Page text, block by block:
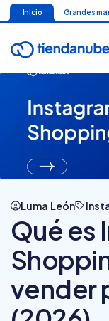
Inicio Grandes
Luma León
Qué es
vender